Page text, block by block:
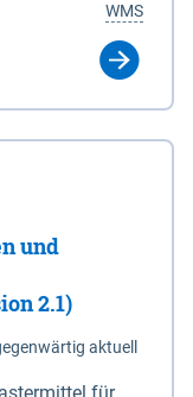
Widmung, die
ausspricht.
im
WMS
und
2.1)
aktuell